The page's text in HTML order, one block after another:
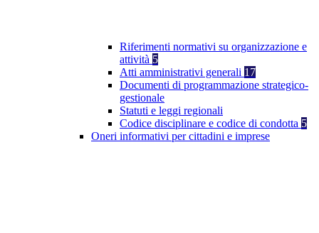
Riferimenti normativi su organizzazione e
attività 5
Atti amministrativi generali 17
Documenti di programmazione strategico-
gestionale
Statuti e leggi regionali
Codice disciplinare e codice di condotta 5
Oneri informativi per cittadini e imprese